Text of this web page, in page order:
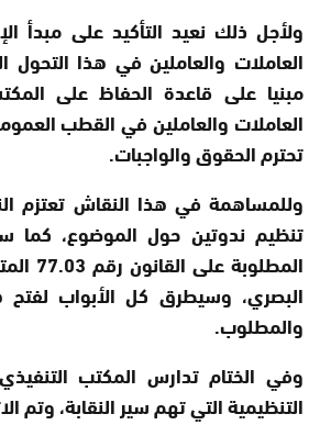
ولأجل ذلك نعيد التأكيد على مبدأ
العاملات والعاملين في هذا التحول
مبنيا على قاعدة الحفاظ على
العاملات والعاملين في القطب
تحترم الحقوق والواجبات.
وللمساهمة في هذا النقاش تعتزم
تنظيم ندوتين حول الموضوع، كما
البصري، وسيطرق كل الأبواب
والمطلوب.
وفي الختام تدارس المكتب
التنظيمية التي تهم سير النقابة، وتم